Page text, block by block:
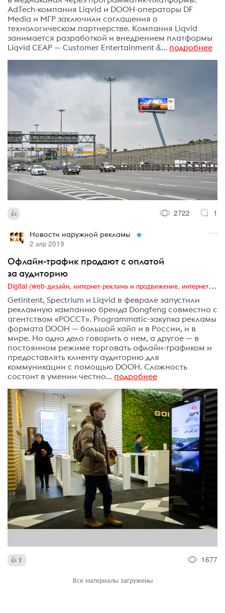
AdTech-компания Liqvid и DOOH-операторы DF
Media и МГР заключили соглашения о
технологическом партнерстве. Компания Liqvid
занимается разработкой и внедрением платформы
Liqvid CEAP — Customer Entertainment &... подробнее
2722 1
Новости наружной рекламы
2 апр 2019
Офлайн-трафик продают с оплатой
за аудиторию
Digital (web-дизайн, интернет-реклама и продвижение, интернет-сообщества и блоги, интернет-коммуникации, мобильный маркетинг, реклама на цифровых экранах)
Getintent, Spectrium и Liqvid в феврале запустили
рекламную кампанию бренда Dongfeng совместно с
агентством «РОССТ». Programmatic-закупка рекламы
формата DOOH — большой хайп и в России, и в
мире. Но одно дело говорить о нем, а другое — в
постоянном режиме торговать офлайн-трафиком и
предоставлять клиенту аудиторию для
коммуникации с помощью DOOH. Сложность
состоит в умении честно... подробнее
2 1677
Все материалы загружены